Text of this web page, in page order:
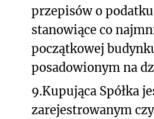
przepisów o
stanowiące co
początkowej
posadowionym na
9.Kupująca Spółka
zarejestrowanym